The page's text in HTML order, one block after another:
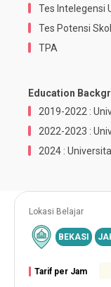
Tes Intelegensi
Tes Potensi
TPA
Education
2019-2022 :
2022-2023 :
2024 :
Lokasi Belajar
BEKASI
Tarif per Jam